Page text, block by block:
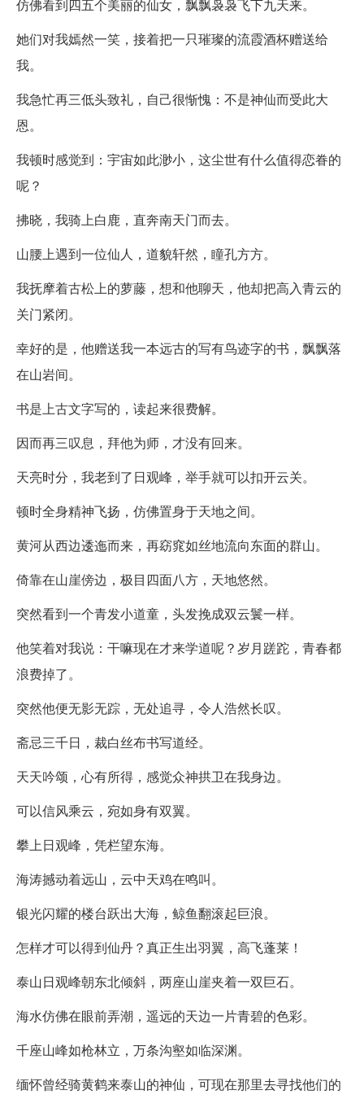
仿佛看到四五个美丽的仙女，飘飘袅袅飞下九天来。
她们对我嫣然一笑，接着把一只璀璨的流霞酒杯赠送给
我。
我急忙再三低头致礼，自己很惭愧：不是神仙而受此大
恩。
我顿时感觉到：宇宙如此渺小，这尘世有什么值得恋眷的
呢？
拂晓，我骑上白鹿，直奔南天门而去。
山腰上遇到一位仙人，道貌轩然，瞳孔方方。
我抚摩着古松上的萝藤，想和他聊天，他却把高入青云的
关门紧闭。
幸好的是，他赠送我一本远古的写有鸟迹字的书，飘飘落
在山岩间。
书是上古文字写的，读起来很费解。
因而再三叹息，拜他为师，才没有回来。
天亮时分，我老到了日观峰，举手就可以扣开云关。
顿时全身精神飞扬，仿佛置身于天地之间。
黄河从西边逶迤而来，再窈窕如丝地流向东面的群山。
倚靠在山崖傍边，极目四面八方，天地悠然。
突然看到一个青发小道童，头发挽成双云鬟一样。
他笑着对我说：干嘛现在才来学道呢？岁月蹉跎，青春都
浪费掉了。
突然他便无影无踪，无处追寻，令人浩然长叹。
斋忌三千日，裁白丝布书写道经。
天天吟颂，心有所得，感觉众神拱卫在我身边。
可以信风乘云，宛如身有双翼。
攀上日观峰，凭栏望东海。
海涛撼动着远山，云中天鸡在鸣叫。
银光闪耀的楼台跃出大海，鲸鱼翻滚起巨浪。
怎样才可以得到仙丹？真正生出羽翼，高飞蓬莱！
泰山日观峰朝东北倾斜，两座山崖夹着一双巨石。
海水仿佛在眼前弄潮，遥远的天边一片青碧的色彩。
千座山峰如枪林立，万条沟壑如临深渊。
缅怀曾经骑黄鹤来泰山的神仙，可现在那里去寻找他们的